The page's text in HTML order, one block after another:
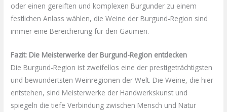
oder einen gereiften und komplexen Burgunder zu einem
festlichen Anlass wählen, die Weine der Burgund-Region sind
immer eine Bereicherung für den Gaumen.
Fazit: Die Meisterwerke der Burgund-Region entdecken
Die Burgund-Region ist zweifellos eine der prestigeträchtigsten
und bewundertsten Weinregionen der Welt. Die Weine, die hier
entstehen, sind Meisterwerke der Handwerkskunst und
spiegeln die tiefe Verbindung zwischen Mensch und Natur